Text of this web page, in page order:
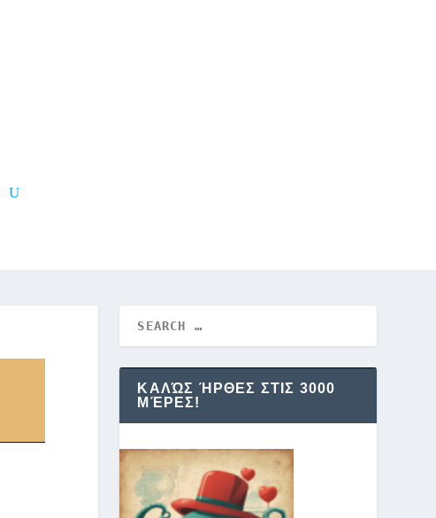
ΚΑΛΏΣ ΉΡΘΕΣ ΣΤΙΣ 3000
ΜΈΡΕΣ!